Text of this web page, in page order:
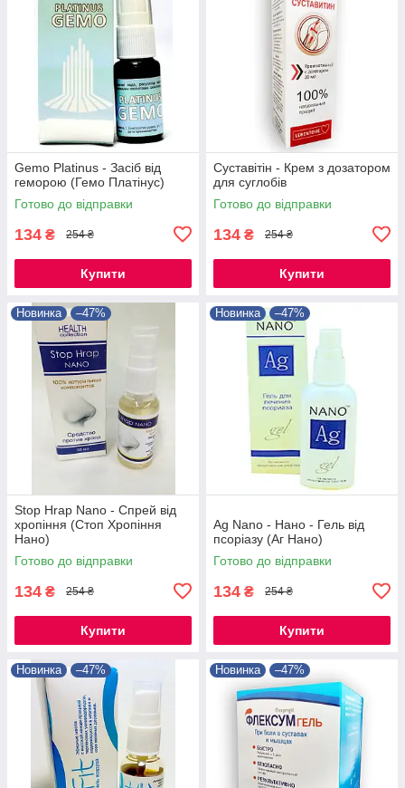
Gemo Platinus - Засіб від
геморою (Гемо Платінус)
Готово до відправки
134 ₴ 254 ₴
Купити
Суставітін - Крем з дозатором
для суглобів
Готово до відправки
134 ₴ 254 ₴
Купити
Новинка –47%
Stop Hrap Nano - Спрей від
хропіння (Стоп Хропіння
Нано)
Готово до відправки
134 ₴ 254 ₴
Купити
Новинка –47%
Ag Nano - Нано - Гель від
псоріазу (Аг Нано)
Готово до відправки
134 ₴ 254 ₴
Купити
Новинка –47% Новинка –47%